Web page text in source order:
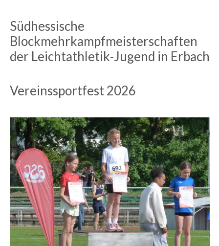
Südhessische
Blockmehrkampfmeisterschaften
der Leichtathletik-Jugend in Erbach
Vereinssportfest 2026